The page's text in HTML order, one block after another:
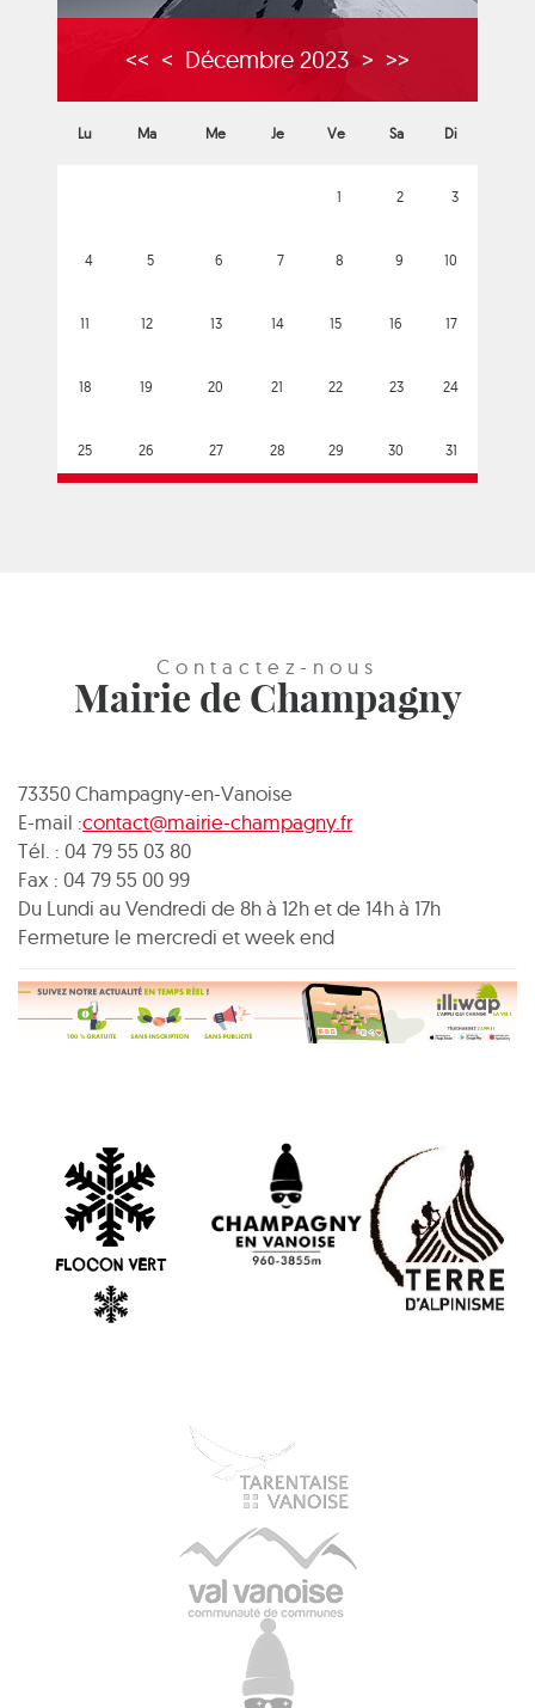
<< < Décembre 2023 > >>
Lu Ma Me Je Ve Sa Di
1 2 3
4 5 6 7 8 9 10
11 12 13 14 15 16 17
18 19 20 21 22 23 24
25 26 27 28 29 30 31
Contactez-nous
Mairie de Champagny
73350 Champagny-en-Vanoise
E-mail :contact@mairie-champagny.fr
Tél. : 04 79 55 03 80
Fax : 04 79 55 00 99
Du Lundi au Vendredi de 8h à 12h et de 14h à 17h
Fermeture le mercredi et week end